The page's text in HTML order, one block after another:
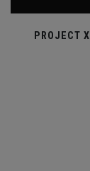
PROJECT X